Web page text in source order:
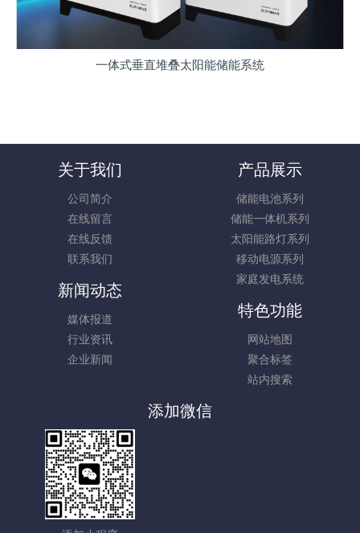
一体式垂直堆叠太阳能储能系统
关于我们
公司简介
在线留言
在线反馈
联系我们
产品展示
储能电池系列
储能一体机系列
太阳能路灯系列
移动电源系列
家庭发电系统
新闻动态
媒体报道
行业资讯
企业新闻
特色功能
网站地图
聚合标签
站内搜索
添加微信